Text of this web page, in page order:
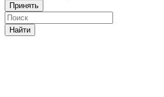
Принять
Найти